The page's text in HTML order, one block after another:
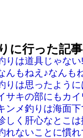
に行った記事
りは道具じゃな
んもねえ♪なん
りは思ったよう
サキの部にもカ
ンメ釣りは海面
しく肝心なとこ
れないことに慣